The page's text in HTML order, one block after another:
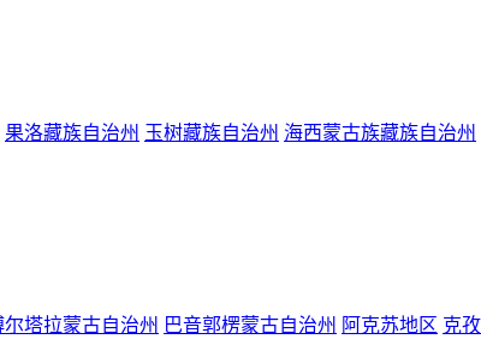
果洛藏族自治州 玉树藏族自治州 海西蒙古族藏族自治州
尔塔拉蒙古自治州 巴音郭楞蒙古自治州 阿克苏地区 克